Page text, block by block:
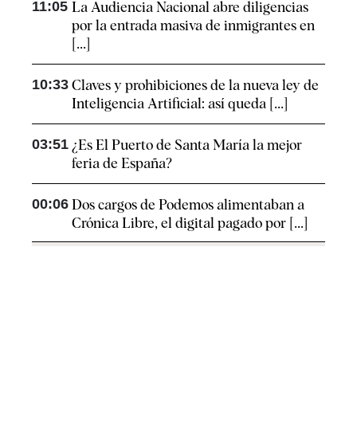
11:05 La Audiencia Nacional abre diligencias
por la entrada masiva de inmigrantes en
[...]
10:33 Claves y prohibiciones de la nueva ley de
Inteligencia Artificial: así queda [...]
03:51 ¿Es El Puerto de Santa María la mejor
feria de España?
00:06 Dos cargos de Podemos alimentaban a
Crónica Libre, el digital pagado por [...]